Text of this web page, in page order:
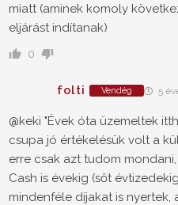
miatt (aminek komoly
eljárást indítanak)
0
folti Vendég 5
@keki "Évek óta üzemeltek
csupa jó értékelésük volt a
erre csak azt tudom
Cash is évekig (sőt
mindenféle díjakat is nyertek,